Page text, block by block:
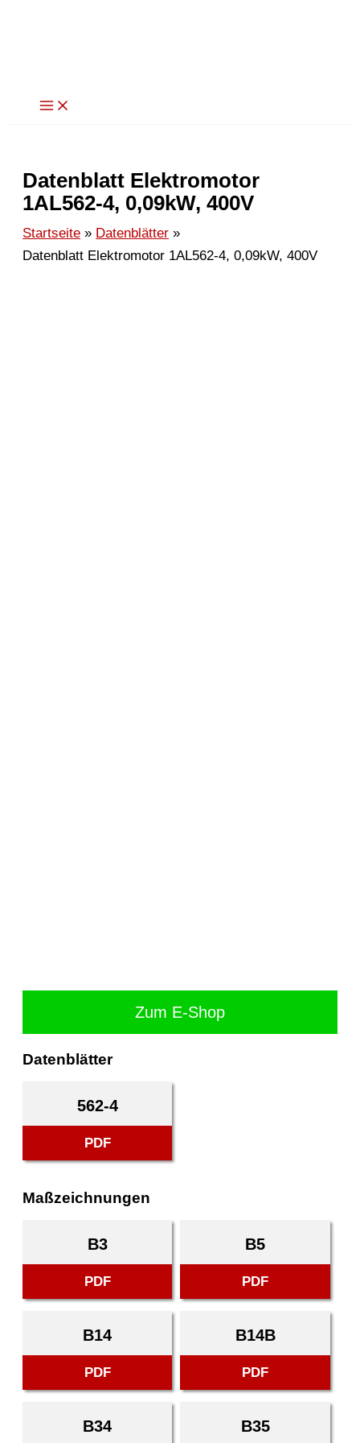
Datenblatt Elektromotor
1AL562-4, 0,09kW, 400V
Startseite
Datenblätter
Datenblatt Elektromotor 1AL562-4, 0,09kW, 400V
Zum E-Shop
Datenblätter
562-4
PDF
Maßzeichnungen
B3
PDF
B5
PDF
B14
PDF
B14B
PDF
B34 B35